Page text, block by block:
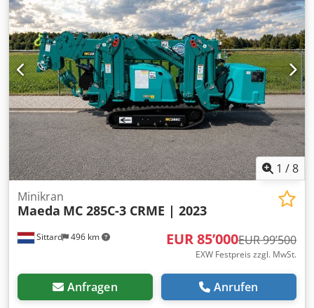
1 /8
Sittard 496 km
Minikran
Maeda MC 285C-3 CRME | 2023
EUR 85’000EUR 99’500
EXW Festpreis zzgl. MwSt.
Anfragen Anrufen